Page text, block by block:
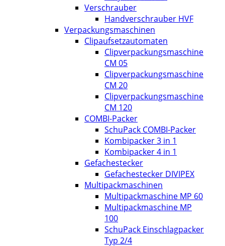
Verschrauber
Handverschrauber HVF
Verpackungsmaschinen
Clipaufsetzautomaten
Clipverpackungsmaschine
CM 05
Clipverpackungsmaschine
CM 20
Clipverpackungsmaschine
CM 120
COMBI-Packer
SchuPack COMBI-Packer
Kombipacker 3 in 1
Kombipacker 4 in 1
Gefachestecker
Gefachestecker DIVIPEX
Multipackmaschinen
Multipackmaschine MP 60
Multipackmaschine MP
100
SchuPack Einschlagpacker
Typ 2/4